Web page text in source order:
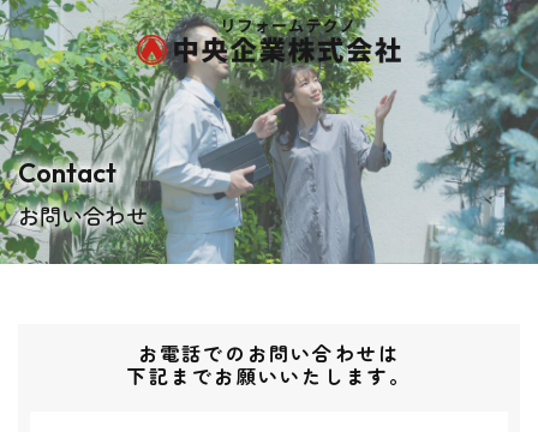
Contact
お問い合わせ
お電話でのお問い合わせは
​​​​​​​下記までお願いいたします。